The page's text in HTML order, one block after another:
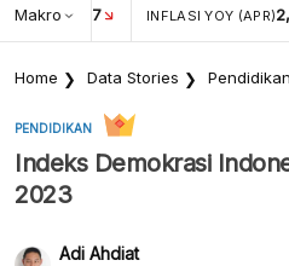
Makro
USD/IDR 17 INFLASI YOY (APR)
Home Data Stories Pendidikan
PENDIDIKAN
Indeks Demokrasi
2023
Adi Ahdiat